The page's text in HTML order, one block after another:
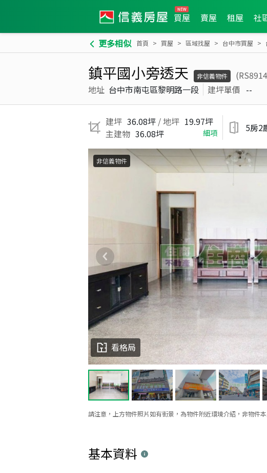
買屋 賣屋 租屋 社
更多相似 首頁 買屋 區域找屋 台中市買屋
鎮平國小旁透天 非信義物件
地址 台中市南屯區黎明路一段 建坪單價 --
建坪 36.08坪 / 地坪 19.97坪
主建物 36.08坪 細項 5房2
請注意，上方物件照片如有街景，為物件附近環境介紹，非物件本
看格局
非信義物件
基本資料